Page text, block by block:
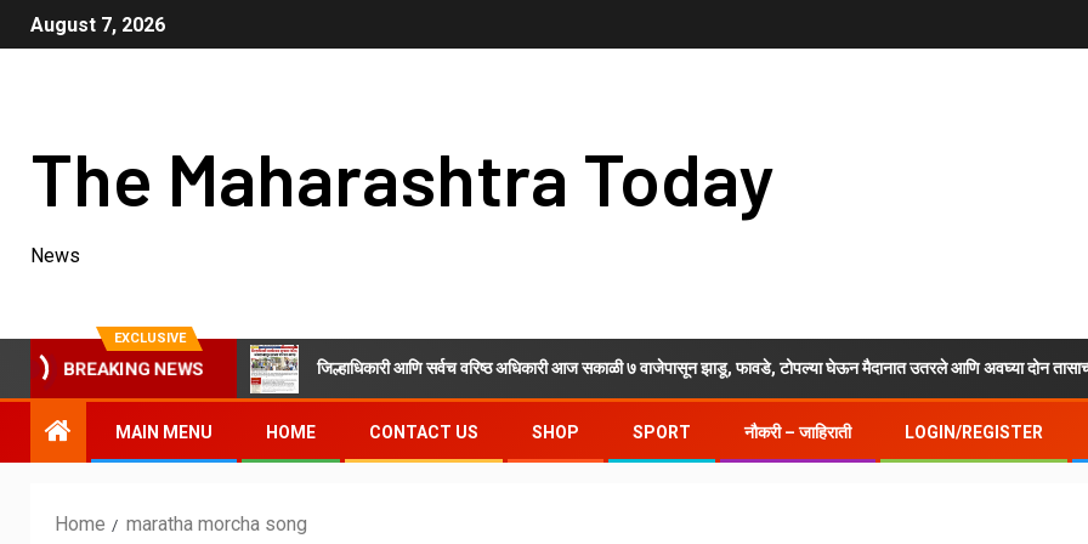
August 7, 2026
The Maharashtra Today
News
EXCLUSIVE
BREAKING NEWS
शनिवारी कीर्तन महोत्सव जिल्हाधिकारी आणि सर्वच वरिष्ठ अधिकारी आज सकाळी ७ वाजेपासून झाडू, फावडे, टोपल्या घेऊन मैदानात उतरले आणि अवघ्या दोन तासाच्या
MAIN MENU HOME CONTACT US SHOP SPORT नौकरी – जाहिराती LOGIN/REGISTER
Home maratha morcha song